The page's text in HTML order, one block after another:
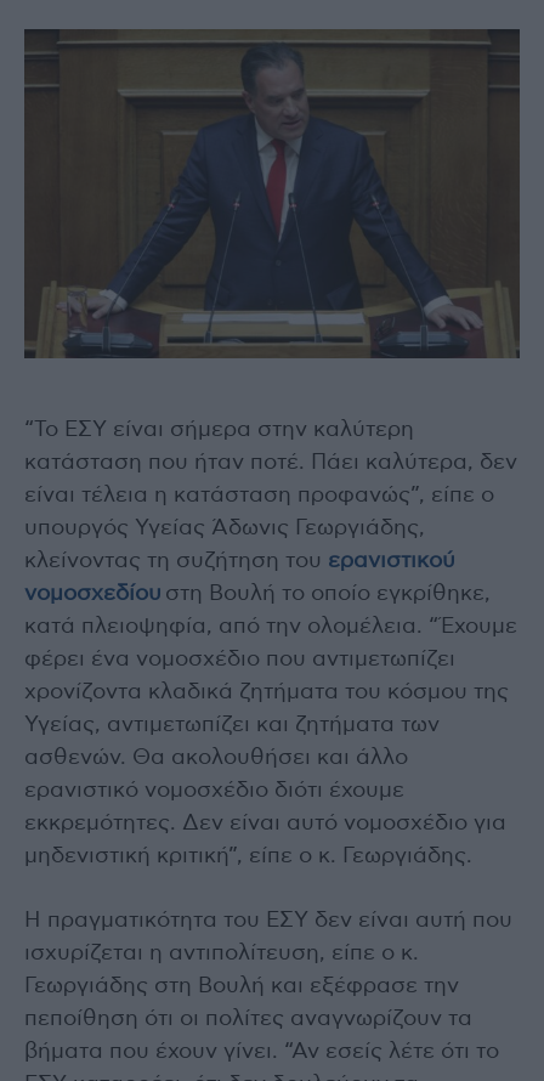
“Το ΕΣΥ είναι σήμερα στην καλύτερη
κατάσταση που ήταν ποτέ. Πάει καλύτερα, δεν
είναι τέλεια η κατάσταση προφανώς”, είπε ο
υπουργός Υγείας Άδωνις Γεωργιάδης,
κλείνοντας τη συζήτηση του ερανιστικού
νομοσχεδίου στη Βουλή το οποίο εγκρίθηκε,
κατά πλειοψηφία, από την ολομέλεια. “Έχουμε
φέρει ένα νομοσχέδιο που αντιμετωπίζει
χρονίζοντα κλαδικά ζητήματα του κόσμου της
Υγείας, αντιμετωπίζει και ζητήματα των
ασθενών. Θα ακολουθήσει και άλλο
ερανιστικό νομοσχέδιο διότι έχουμε
εκκρεμότητες. Δεν είναι αυτό νομοσχέδιο για
μηδενιστική κριτική”, είπε ο κ. Γεωργιάδης.
Η πραγματικότητα του ΕΣΥ δεν είναι αυτή που
ισχυρίζεται η αντιπολίτευση, είπε ο κ.
Γεωργιάδης στη Βουλή και εξέφρασε την
πεποίθηση ότι οι πολίτες αναγνωρίζουν τα
βήματα που έχουν γίνει. “Αν εσείς λέτε ότι το